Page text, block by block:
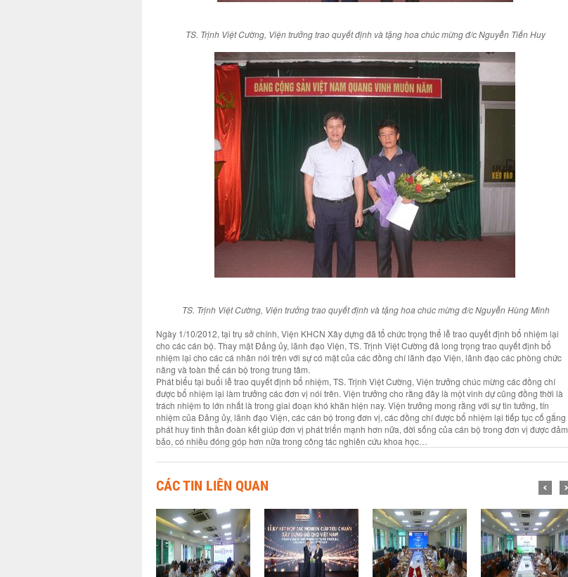
TS. Trịnh Việt Cường, Viện trưởng trao quyết định và tặng hoa chúc mừng đ/c Nguyễn Tiến Huy
TS. Trịnh Việt Cường, Viện trưởng trao quyết định và tặng hoa chúc mừng đ/c Nguyễn Hùng Minh
Ngày 1/10/2012, tại trụ sở chính, Viện KHCN Xây dựng đã tổ chức trọng thể lễ trao quyết định bổ nhiệm lại
cho các cán bộ. Thay mặt Đảng ủy, lãnh đạo Viện, TS. Trịnh Việt Cường đã long trọng trao quyết định bổ
nhiệm lại cho các cá nhân nói trên với sự có mặt của các đồng chí lãnh đạo Viện, lãnh đạo các phòng chức
năng và toàn thể cán bộ trong trung tâm.
Phát biểu tại buổi lễ trao quyết định bổ nhiệm, TS. Trịnh Việt Cường, Viện trưởng chúc mừng các đồng chí
được bổ nhiệm lại làm trưởng các đơn vị nói trên. Viện trưởng cho rằng đây là một vinh dự cũng đồng thời là
trách nhiệm to lớn nhất là trong giai đoạn khó khăn hiện nay. Viện trưởng mong rằng với sự tin tưởng, tín
nhiệm của Đảng ủy, lãnh đạo Viện, các cán bộ trong đơn vị, các đồng chí được bổ nhiệm lại tiếp tục cố gắng
phát huy tinh thần đoàn kết giúp đơn vị phát triển mạnh hơn nữa, đời sống của cán bộ trong đơn vị được đảm
bảo, có nhiều đóng góp hơn nữa trong công tác nghiên cứu khoa học…
CÁC TIN LIÊN QUAN